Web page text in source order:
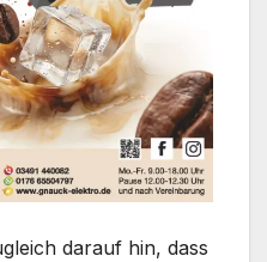
darauf hin, dass